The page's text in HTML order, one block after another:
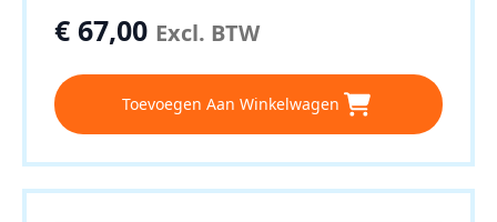
€ 67,00 Excl. BTW
Toevoegen Aan Winkelwagen